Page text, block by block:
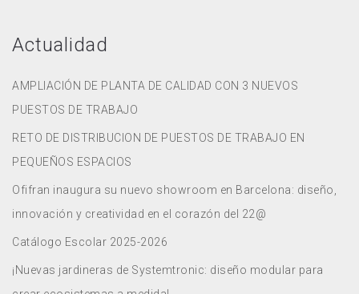
Actualidad
AMPLIACIÓN DE PLANTA DE CALIDAD CON 3 NUEVOS
PUESTOS DE TRABAJO
RETO DE DISTRIBUCION DE PUESTOS DE TRABAJO EN
PEQUEÑOS ESPACIOS
Ofifran inaugura su nuevo showroom en Barcelona: diseño,
innovación y creatividad en el corazón del 22@
Catálogo Escolar 2025-2026
¡Nuevas jardineras de Systemtronic: diseño modular para